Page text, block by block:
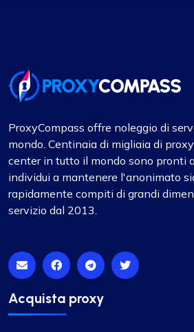
ProxyCompass offre noleggio di
mondo. Centinaia di migliaia di
center in tutto il mondo sono pronti
individui a mantenere l'anonimato
rapidamente compiti di grandi
servizio dal 2013.
Acquista proxy